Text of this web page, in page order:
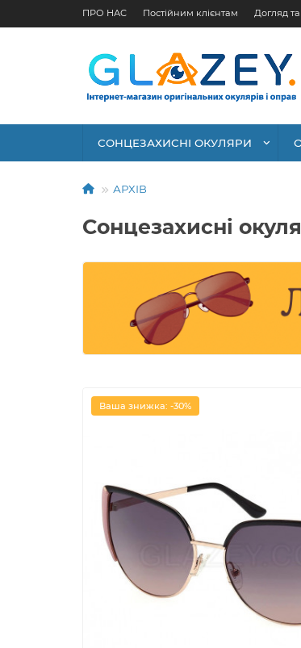
ПРО НАС Постійним клієнтам Догляд
СОНЦЕЗАХИСНІ ОКУЛЯРИ
АРХІВ
Сонцезахисні
Ваша знижка: -30%